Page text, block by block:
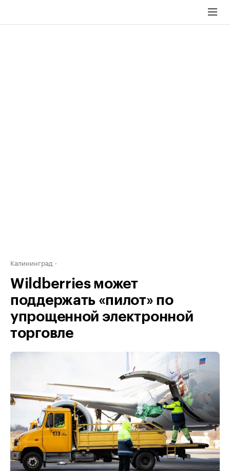
Калининград
Wildberries может
поддержать «пилот» по
упрощенной электронной
торговле